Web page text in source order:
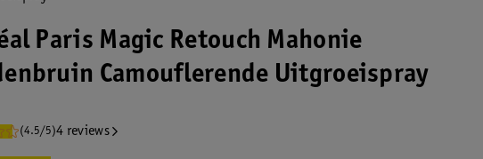
Paris Magic Retouch Mahonie
Camouflerende Uitgroeispray
(4.5/5)4 reviews